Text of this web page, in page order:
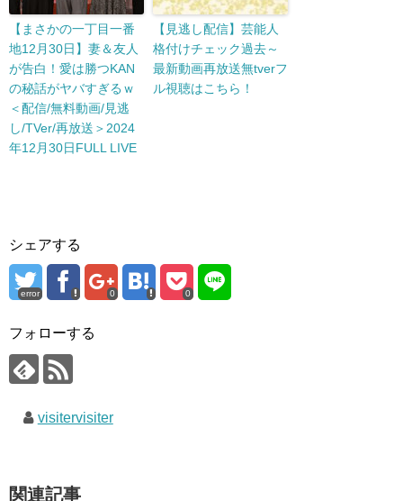
【まさかの一丁目一番
地12月30日】妻＆友人
が告白！愛は勝つKAN
の秘話がヤバすぎるｗ
＜配信/無料動画/見逃
し/TVer/再放送＞2024
年12月30日FULL LIVE
【見逃し配信】芸能人
格付けチェック過去～
最新動画再放送無tverフ
ル視聴はこちら！
シェアする
error 0 0
フォローする
visitervisiter
関連記事